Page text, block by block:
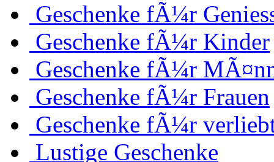
Geschenke fÃ¼r
Geschenke fÃ¼r Kinder
Geschenke fÃ¼r
Geschenke fÃ¼r Frauen
Geschenke fÃ¼r
Lustige Geschenke